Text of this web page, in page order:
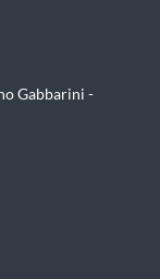
Gabbarini -